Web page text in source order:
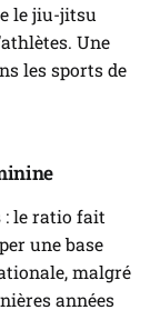
le jiu-jitsu
Une
les sports de
: le ratio fait
une base
malgré
années